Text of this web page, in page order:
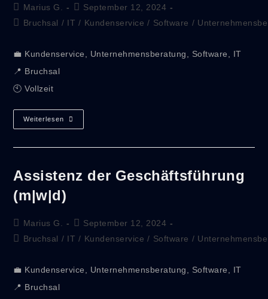
Marius G.
September 12, 2024
Bruchsal / IT / Kundenservice / Software /
💼 Kundenservice, Unternehmensberatung, Software, IT
📍 Bruchsal
🕙 Vollzeit
Weiterlesen
Assistenz der Geschäftsführung
(m|w|d)
Marius G.
September 12, 2024
Bruchsal / IT / Kundenservice / Software /
💼 Kundenservice, Unternehmensberatung, Software, IT
📍 Bruchsal